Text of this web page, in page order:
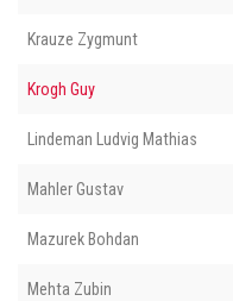
Krauze Zygmunt
Krogh Guy
Lindeman Ludvig Mathias
Mahler Gustav
Mazurek Bohdan
Mehta Zubin